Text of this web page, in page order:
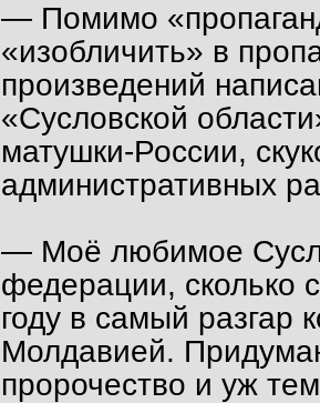
— Помимо
«изобличить» в
произведений
«Сусловской
матушки-России,
административных
— Моё любимое
федерации, сколько
году в самый разгар
Молдавией.
пророчество и уж